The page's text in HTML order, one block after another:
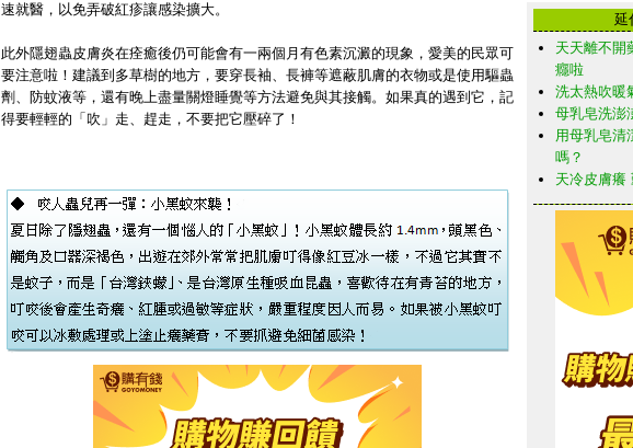
速就醫，以免弄破紅疹讓感染擴大。
此外隱翅蟲皮膚炎在痊癒後仍可能會有一兩個月有色素沉澱的現象，愛美的民眾可
要注意啦！建議到多草樹的地方，要穿長袖、長褲等遮蔽肌膚的衣物或是使用驅蟲
劑、防蚊液等，還有晚上盡量關燈睡覺等方法避免與其接觸。如果真的遇到它，記
得要輕輕的「吹」走、趕走，不要把它壓碎了！
延
天天離不開
癮啦
洗太熱吹暖
母乳皂洗澎
用母乳皂清
嗎？
天冷皮膚癢